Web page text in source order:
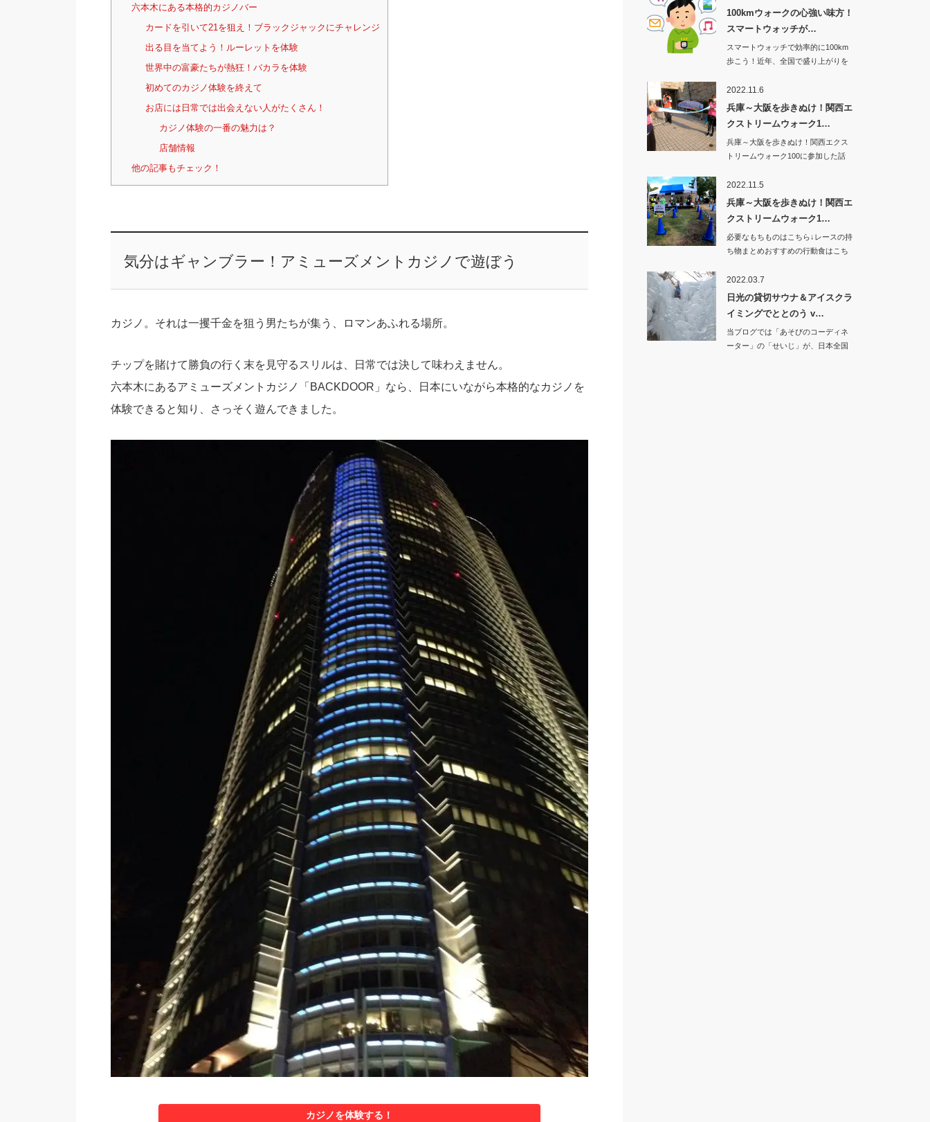
六本木にある本格的カジノバー
カードを引いて21を狙え！ブラックジャックにチャレンジ
出る目を当てよう！ルーレットを体験
世界中の富豪たちが熱狂！バカラを体験
初めてのカジノ体験を終えて
お店には日常では出会えない人がたくさん！
カジノ体験の一番の魅力は？
店舗情報
他の記事もチェック！
気分はギャンブラー！アミューズメントカジノで遊ぼう
カジノ 。それは一攫千金を狙う男たちが集う、ロマンあふれる場所。
チップを賭けて勝負の行く末を見守るスリルは、日常では決して味わえません。
六本木にあるアミューズメント カジノ
「BACKDOOR」なら、日本にいながら本格的なカジノを
体験できると知り、さっそく遊んできました。
カジノを体験する！
100kmウォークの心強い味方！
スマートウォッチが…
スマートウォッチで効率的に100km
歩こう！近年、全国で盛り上がりを
2022.11.6
兵庫～大阪を歩きぬけ！関西エ
クストリームウォーク1…
兵庫～大阪を歩きぬけ！関西エクス
トリームウォーク100に参加した話
2022.11.5
兵庫～大阪を歩きぬけ！関西エ
クストリームウォーク1…
必要なもちものはこちら↓レースの持
ち物まとめおすすめの行動食はこち
2022.03.7
日光の貸切サウナ＆アイスクラ
イミングでととのう v…
当ブログでは「あそびのコーディネ
ーター」の「せいじ」が、日本全国